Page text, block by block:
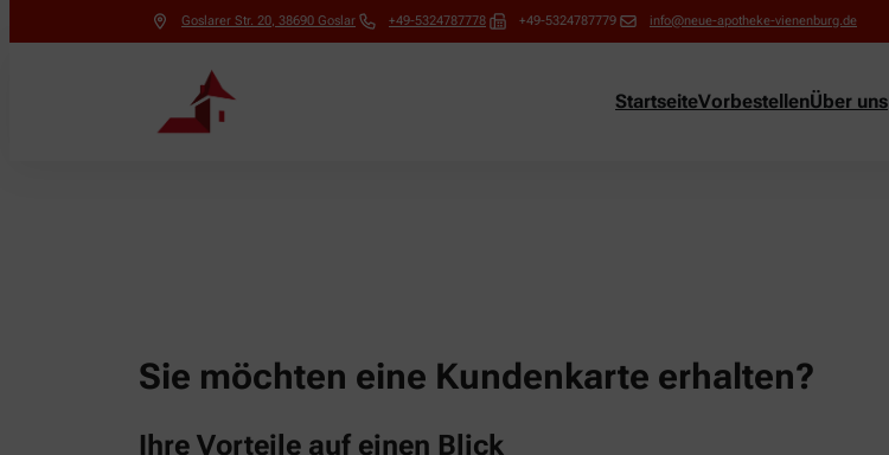
Goslarer Str. 20, 38690 Goslar +49-5324787778 +49-5324787779 info@neue-apotheke-vienenburg.de
StartseiteVorbestellenÜber uns
Sie möchten eine Kundenkarte erhalten?
Ihre Vorteile auf einen Blick